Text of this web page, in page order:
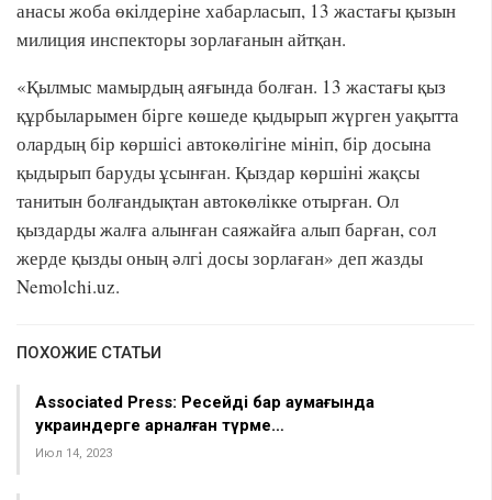
анасы жоба өкілдеріне хабарласып, 13 жастағы қызын
милиция инспекторы зорлағанын айтқан.
«Қылмыс мамырдың аяғында болған. 13 жастағы қыз
құрбыларымен бірге көшеде қыдырып жүрген уақытта
олардың бір көршісі автокөлігіне мініп, бір досына
қыдырып баруды ұсынған. Қыздар көршіні жақсы
танитын болғандықтан автокөлікке отырған. Ол
қыздарды жалға алынған саяжайға алып барған, сол
жерде қызды оның әлгі досы зорлаған» деп жазды
Nemolchi.uz.
ПОХОЖИЕ СТАТЬИ
Associated Press: Ресейдің бар аумағында
украиндерге арналған түрме…
Июл 14, 2023